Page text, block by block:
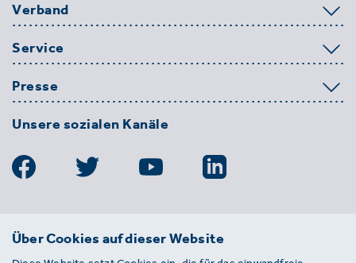
Verband
Service
Presse
Unsere sozialen Kanäle
BDE
Über Cookies auf dieser Website